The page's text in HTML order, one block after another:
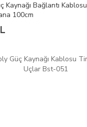
Kaynağı Bağlantı Kablosu
100cm